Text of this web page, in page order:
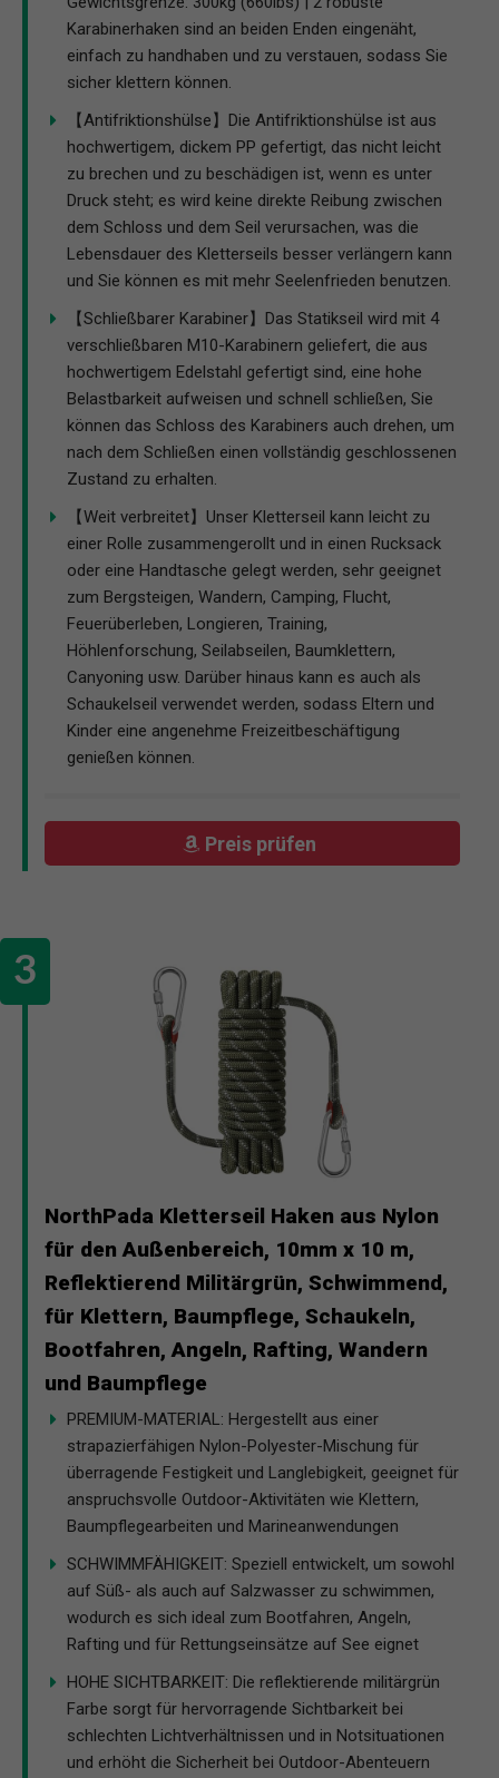
Karabinerhaken sind an beiden Enden eingenäht,
einfach zu handhaben und zu verstauen, sodass Sie
sicher klettern können.
【Antifriktionshülse】Die Antifriktionshülse ist aus
hochwertigem, dickem PP gefertigt, das nicht leicht
zu brechen und zu beschädigen ist, wenn es unter
Druck steht; es wird keine direkte Reibung zwischen
dem Schloss und dem Seil verursachen, was die
Lebensdauer des Kletterseils besser verlängern kann
und Sie können es mit mehr Seelenfrieden benutzen.
【Schließbarer Karabiner】Das Statikseil wird mit 4
verschließbaren M10-Karabinern geliefert, die aus
hochwertigem Edelstahl gefertigt sind, eine hohe
Belastbarkeit aufweisen und schnell schließen, Sie
können das Schloss des Karabiners auch drehen, um
nach dem Schließen einen vollständig geschlossenen
Zustand zu erhalten.
【Weit verbreitet】Unser Kletterseil kann leicht zu
einer Rolle zusammengerollt und in einen Rucksack
oder eine Handtasche gelegt werden, sehr geeignet
zum Bergsteigen, Wandern, Camping, Flucht,
Feuerüberleben, Longieren, Training,
Höhlenforschung, Seilabseilen, Baumklettern,
Canyoning usw. Darüber hinaus kann es auch als
Schaukelseil verwendet werden, sodass Eltern und
Kinder eine angenehme Freizeitbeschäftigung
genießen können.
Preis prüfen
NorthPada Kletterseil Haken aus Nylon
für den Außenbereich, 10mm x 10 m,
Reflektierend Militärgrün, Schwimmend,
für Klettern, Baumpflege, Schaukeln,
Bootfahren, Angeln, Rafting, Wandern
und Baumpflege
PREMIUM-MATERIAL: Hergestellt aus einer
strapazierfähigen Nylon-Polyester-Mischung für
überragende Festigkeit und Langlebigkeit, geeignet für
anspruchsvolle Outdoor-Aktivitäten wie Klettern,
Baumpflegearbeiten und Marineanwendungen
SCHWIMMFÄHIGKEIT: Speziell entwickelt, um sowohl
auf Süß- als auch auf Salzwasser zu schwimmen,
wodurch es sich ideal zum Bootfahren, Angeln,
Rafting und für Rettungseinsätze auf See eignet
HOHE SICHTBARKEIT: Die reflektierende militärgrün
Farbe sorgt für hervorragende Sichtbarkeit bei
schlechten Lichtverhältnissen und in Notsituationen
und erhöht die Sicherheit bei Outdoor-Abenteuern